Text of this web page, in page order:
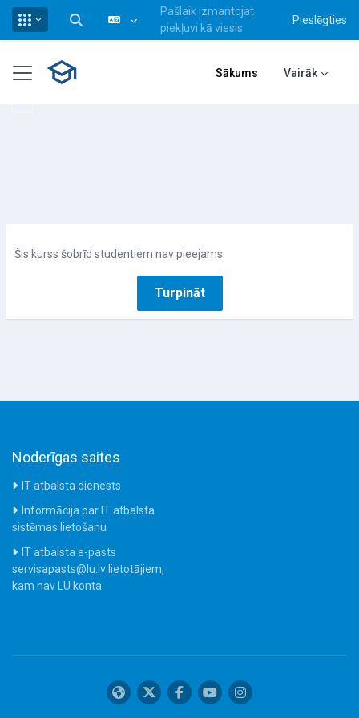
Pārslēgt meklēšanas ievadi
Pašlaik izmantojat
piekļuvi kā viesis
Pieslēgties
Sānu panelis Sākums Vairāk
Šis kurss šobrīd studentiem nav pieejams
Turpināt
Noderīgas saites
IT atbalsta dienests
Informācija par IT atbalsta
sistēmas lietošanu
IT atbalsta e-pasts
servisapasts@lu.lv lietotājiem,
kam nav LU konta